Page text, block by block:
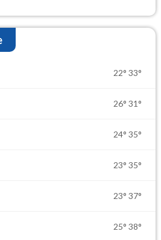
22° 33°
26° 31°
24° 35°
23° 35°
23° 37°
25° 38°